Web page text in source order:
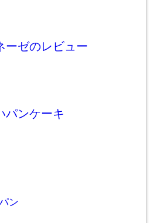
ーゼのレビュー
パンケーキ
ン